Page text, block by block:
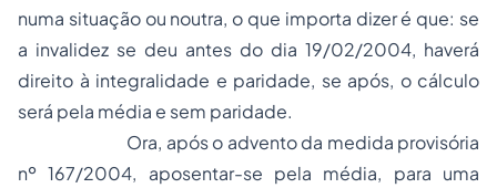
numa situação ou noutra, o que importa dizer é que: se
a invalidez se deu antes do dia 19/02/2004, haverá
direito à integralidade e paridade, se após, o cálculo
será pela média e sem paridade.
Ora, após o advento da medida provisória
nº 167/2004, aposentar-se pela média, para uma